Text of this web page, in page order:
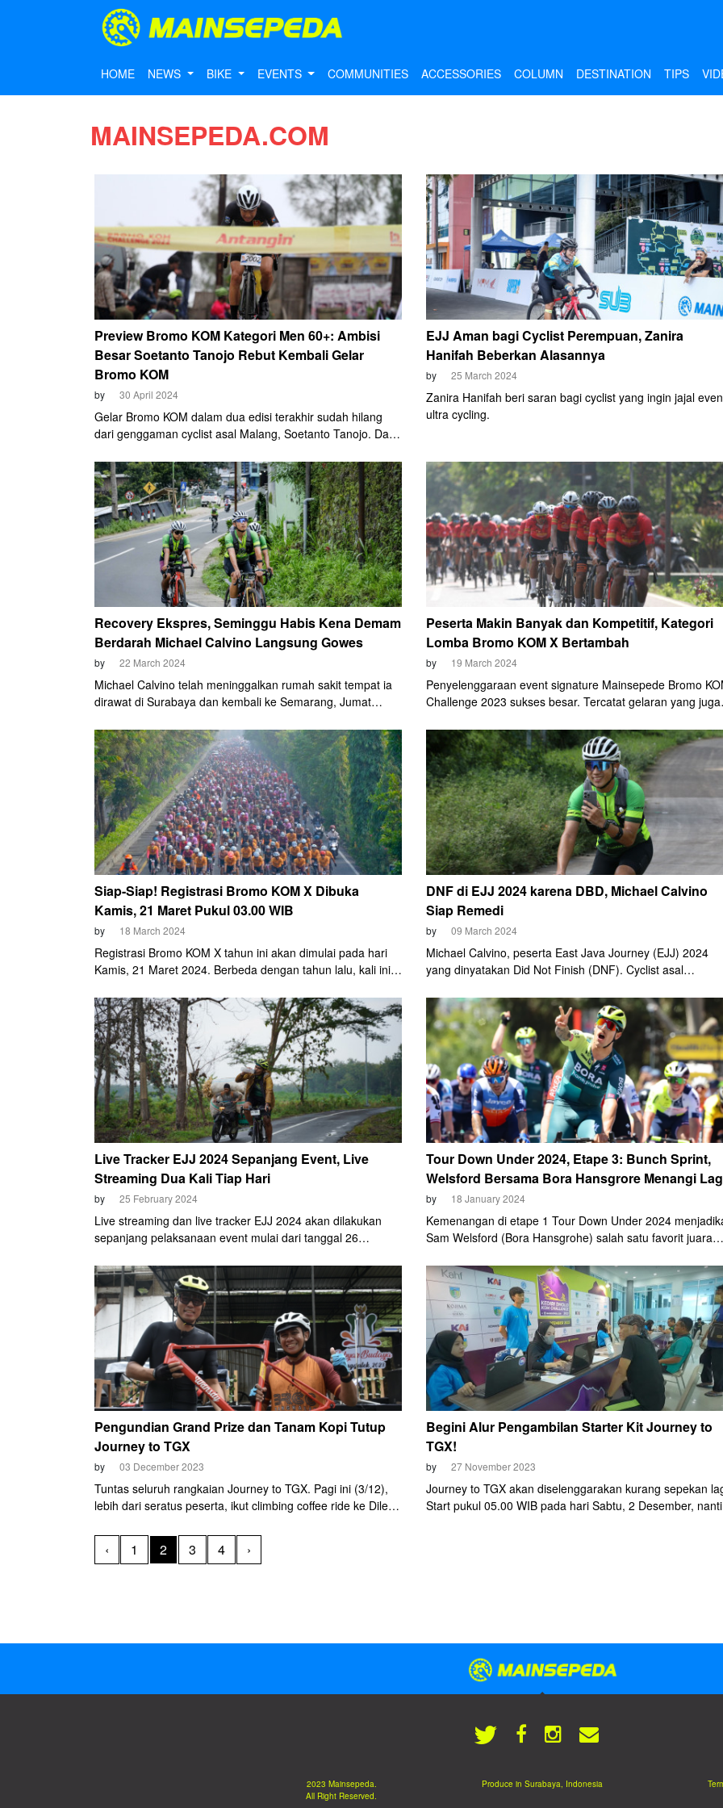
HOME NEWS BIKE EVENTS COMMUNITIES ACCESSORIES COLUMN DESTINATION TIPS
MAINSEPEDA.COM
Preview Bromo KOM Kategori Men 60+: Ambisi
Besar Soetanto Tanojo Rebut Kembali Gelar
Bromo KOM
by 30 April 2024
Gelar Bromo KOM dalam dua edisi terakhir sudah hilang
dari genggaman cyclist asal Malang, Soetanto Tanojo. Dan
EJJ Aman bagi Cyclist Perempuan, Zanira
Hanifah Beberkan Alasannya
by 25 March 2024
Zanira Hanifah beri saran bagi cyclist yang ingin jajal
ultra cycling.
Recovery Ekspres, Seminggu Habis Kena Demam
Berdarah Michael Calvino Langsung Gowes
by 22 March 2024
Michael Calvino telah meninggalkan rumah sakit tempat ia
dirawat di Surabaya dan kembali ke Semarang, Jumat
sudah kembali gowes.
Peserta Makin Banyak dan Kompetitif, Kategori
Lomba Bromo KOM X Bertambah
by 19 March 2024
Penyelenggaraan event signature Mainsepede Bromo
Challenge 2023 sukses besar. Tercatat gelaran yang juga
1.600 peserta.
Siap-Siap! Registrasi Bromo KOM X Dibuka
Kamis, 21 Maret Pukul 03.00 WIB
by 18 March 2024
Registrasi Bromo KOM X tahun ini akan dimulai pada hari
Kamis, 21 Maret 2024. Berbeda dengan tahun lalu, kali ini
sahur" karena jam registrasi akan di buka pada pukul 03.00
WIB.
DNF di EJJ 2024 karena DBD, Michael Calvino
Siap Remedi
by 09 March 2024
Michael Calvino, peserta East Java Journey (EJJ) 2024
yang dinyatakan Did Not Finish (DNF). Cyclist asal
berpasangan dengan Adika Ranggatama. Tapi di tengah
perjalanan tepatnya di kilometer ke-795, Michael akhirnya
harus menepi karena sakit.
Live Tracker EJJ 2024 Sepanjang Event, Live
Streaming Dua Kali Tiap Hari
by 25 February 2024
Live streaming dan live tracker EJJ 2024 akan dilakukan
sepanjang pelaksanaan event mulai dari tanggal 26
penayangan siaran langsung tersebut akan dilakukan
sebanyak dua kali sehari di jam prime time, yakni pukul
12.00 WIB dan 19.00 WIB.
Tour Down Under 2024, Etape 3: Bunch Sprint,
Welsford Bersama Bora Hansgrore Menangi
by 18 January 2024
Kemenangan di etape 1 Tour Down Under 2024
Sam Welsford (Bora Hansgrohe) salah satu favorit juara
favorit utama adalah jagoan tuan rumah, yang juga
membela tim tuan rumah, Caleb Ewan dari Jayco AlUla.
Akhir lomba siang ini (18/1), lagi-lagi, Welsford menjadi
yang terdepan di garis finis etape ketiga.
Pengundian Grand Prize dan Tanam Kopi Tutup
Journey to TGX
by 03 December 2023
Tuntas seluruh rangkaian Journey to TGX. Pagi ini (3/12),
lebih dari seratus peserta, ikut climbing coffee ride ke Dilem
dari Pendopo Kabupaten Trenggalek, namun dengan
elevasi yang mencapai 770 meter, rute itu menjadi ”bonus”
Begini Alur Pengambilan Starter Kit Journey to
TGX!
by 27 November 2023
Journey to TGX akan diselenggarakan kurang sepekan
Start pukul 05.00 WIB pada hari Sabtu, 2 Desember,
‹ 1 2 3 4 ›
2023 Mainsepeda.
All Right Reserved.
Produce in Surabaya, Indonesia